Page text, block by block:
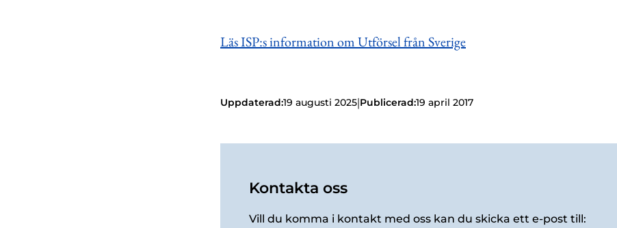
Läs ISP:s information om Utförsel från Sverige
Uppdaterad:19 augusti 2025|Publicerad:19 april 2017
Kontakta oss
Vill du komma i kontakt med oss kan du skicka ett e-post till: